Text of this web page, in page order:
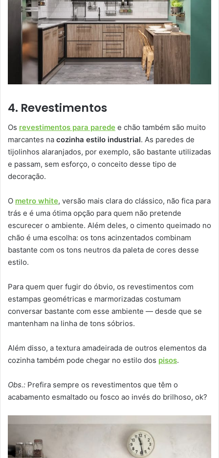
4. Revestimentos
Os revestimentos para parede e chão também são muito
marcantes na cozinha estilo industrial. As paredes de
tijolinhos alaranjados, por exemplo, são bastante utilizadas
e passam, sem esforço, o conceito desse tipo de
decoração.
O metro white, versão mais clara do clássico, não fica para
trás e é uma ótima opção para quem não pretende
escurecer o ambiente. Além deles, o cimento queimado no
chão é uma escolha: os tons acinzentados combinam
bastante com os tons neutros da paleta de cores desse
estilo.
Para quem quer fugir do óbvio, os revestimentos com
estampas geométricas e marmorizadas costumam
conversar bastante com esse ambiente — desde que se
mantenham na linha de tons sóbrios.
Além disso, a textura amadeirada de outros elementos da
cozinha também pode chegar no estilo dos pisos.
Obs.: Prefira sempre os revestimentos que têm o
acabamento esmaltado ou fosco ao invés do brilhoso, ok?